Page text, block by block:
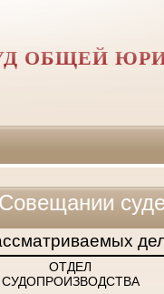
ОБЩЕЙ
судов
ОТДЕЛ
СУДОПРОИЗВОДСТВА